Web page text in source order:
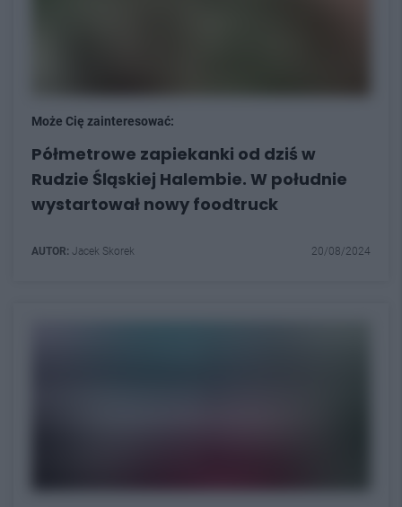
Może Cię zainteresować:
Półmetrowe zapiekanki od dziś w
Rudzie Śląskiej Halembie. W południe
wystartował nowy foodtruck
AUTOR: Jacek Skorek 20/08/2024